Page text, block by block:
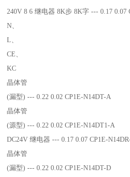
240V 8 6 继电器 8K步 8K字 --- 0.17 0.07
N、
L、
CE、
KC
晶体管
(漏型) --- 0.22 0.02 CP1E-N14DT-A
晶体管
(源型) --- 0.22 0.02 CP1E-N14DT1-A
DC24V 继电器 --- 0.17 0.07 CP1E-
晶体管
(漏型) --- 0.22 0.02 CP1E-N14DT-D